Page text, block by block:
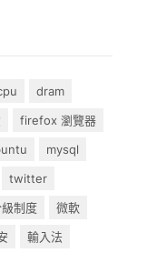
dram
firefox 瀏覽器
mysql
twitter
制度
微軟
輸入法